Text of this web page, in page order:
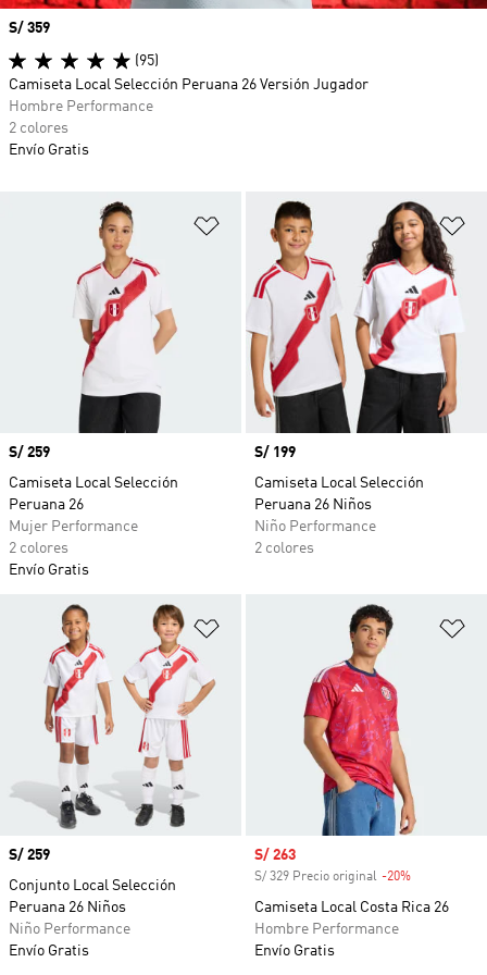
Añadir a la lista de deseos
Precio
S/ 259
Camiseta Local Selección
Peruana 26
Mujer Performance
2 colores
Envío Gratis
Precio
S/ 199
Camiseta Local Selección
Peruana 26 Niños
Niño Performance
2 colores
Añadir a la lista de deseos
Precio
S/ 259
Conjunto Local Selección
Peruana 26 Niños
Niño Performance
Envío Gratis
Precio de venta
S/ 263
S/ 329 Precio original -20%
Camiseta Local Costa Rica 26
Hombre Performance
Envío Gratis
Precio
S/ 359
(95)
Camiseta Local Selección Peruana 26 Versión Jugador
Hombre Performance
2 colores
Envío Gratis